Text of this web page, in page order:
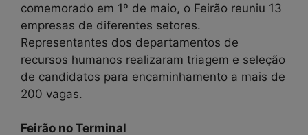
comemorado em 1º de maio, o Feirão reuniu 13
empresas de diferentes setores.
Representantes dos departamentos de
recursos humanos realizaram triagem e seleção
de candidatos para encaminhamento a mais de
200 vagas.
Feirão no Terminal